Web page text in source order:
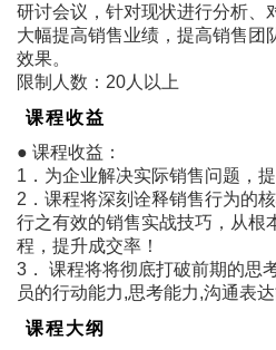
研讨会议，针对现状进行分析、
大幅提高销售业绩，提高销售团
效果。
限制人数：20人以上
课程收益
● 课程收益：
1．为企业解决实际销售问题，
2．课程将深刻诠释销售行为的
行之有效的销售实战技巧，从根
程，提升成交率！
3． 课程将将彻底打破前期的思
员的行动能力,思考能力,沟通表
课程大纲